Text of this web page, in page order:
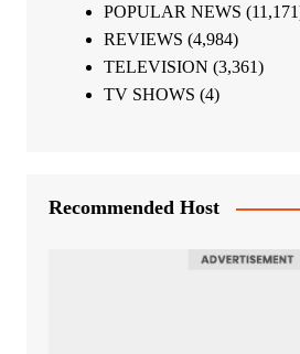
POPULAR NEWS
REVIEWS (4,984)
TELEVISION (3,361)
TV SHOWS (4)
Recommended Host